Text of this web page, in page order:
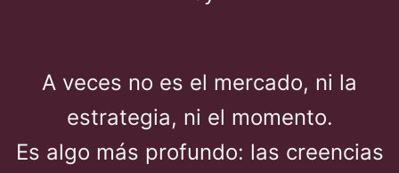
A veces no es el mercado, ni la
estrategia, ni el momento.
Es algo más profundo: las creencias